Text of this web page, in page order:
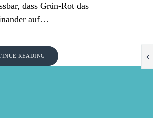
dass Grün-Rot das
auf…
READING